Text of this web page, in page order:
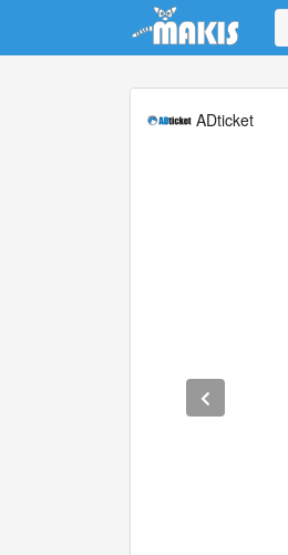
Update cookies preferences
ADticket